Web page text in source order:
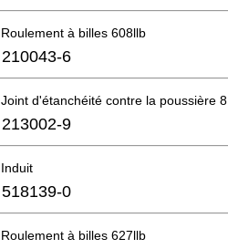
Roulement à billes 608llb
210043-6
Joint d'étanchéité contre la poussière 8
213002-9
Induit
518139-0
Roulement à billes 627llb